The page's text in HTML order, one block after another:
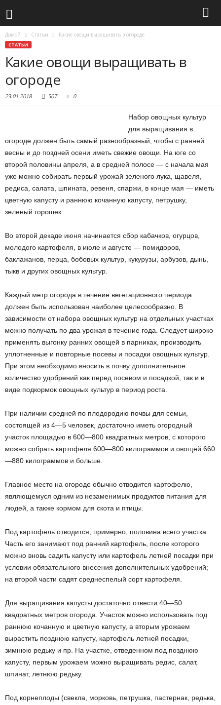
Домой Статьи Какие овощи выращивать в огороде
СТАТЬИ
Какие овощи выращивать в
огороде
23.01.2018 507 0
Набор овощных культур
для выращивания в
огороде должен быть самый разнообразный, чтобы с ранней
весны и до поздней осени иметь свежие овощи. На юге со
второй половины апреля, а в средней полосе — с начала мая
уже можно собирать первый урожай зеленого лука, щавеля,
редиса, салата, шпината, ревеня, спаржи, в конце мая — иметь
цветную капусту и раннюю кочанную капусту, петрушку,
зеленый горошек.
Во второй декаде июня начинается сбор кабачков, огурцов,
молодого картофеля, в июле и августе — помидоров,
баклажанов, перца, бобовых культур, кукурузы, арбузов, дынь,
тыкв и других овощных культур.
Каждый метр огорода в течение вегетационного периода
должен быть использован наиболее целесообразно. В
зависимости от набора овощных культур на отдельных участках
можно получать по два урожая в течение года. Следует широко
применять выгонку ранних овощей в парниках, производить
уплотненные и повторные посевы и посадки овощных культур.
При этом необходимо вносить в почву дополнительное
количество удобрений как перед посевом и посадкой, так и в
виде подкормок овощных культур в период роста.
При наличии средней по плодородию почвы для семьи,
состоящей из 4—5 человек, достаточно иметь огородный
участок площадью в 600—800 квадратных метров, с которого
можно собрать картофеля 600—800 килограммов и овощей 660
—880 килограммов и больше.
Главное место на огороде обычно отводится картофелю,
являющемуся одним из незаменимых продуктов питания для
людей, а также кормом для скота и птицы.
Под картофель отводится, примерно, половина всего участка.
Часть его занимают под ранний картофель, после которого
можно вновь садить капусту или картофель летней посадки при
условии обязательного внесения дополнительных удобрений;
на второй части садят среднеспелый сорт картофеля.
Для выращивания капусты достаточно отвести 40—50
квадратных метров огорода. Участок можно использовать под
раннюю кочанную и цветную капусту, а вторым урожаем
вырастить позднюю капусту, картофель летней посадки,
зимнюю редьку и пр. На участке, отведенном под позднюю
капусту, первым урожаем можно выращивать редис, салат,
шпинат, летнюю редьку.
Под корнеплоды (свекла, морковь, петрушка, пастернак, редька,